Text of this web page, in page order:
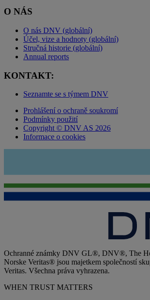
O NÁS
O nás DNV (globální)
Účel, vize a hodnoty (globální)
Stručná historie (globální)
Annual reports
KONTAKT:
Seznamte se s týmem DNV
Prohlášení o ochraně soukromí
Podmínky použití
Copyright © DNV AS 2026
Informace o cookies
Ochranné známky DNV GL®, DNV®, The
Norske Veritas® jsou majetkem společností
Veritas. Všechna práva vyhrazena.
WHEN TRUST MATTERS